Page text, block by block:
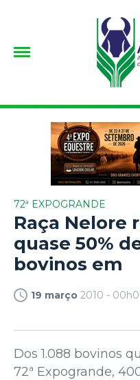
72ª EXPOGRANDE
Raça Nelore
quase 50%
bovinos em
19 março 2010 -
Dos 1.088 bovinos
72ª Expogrande,